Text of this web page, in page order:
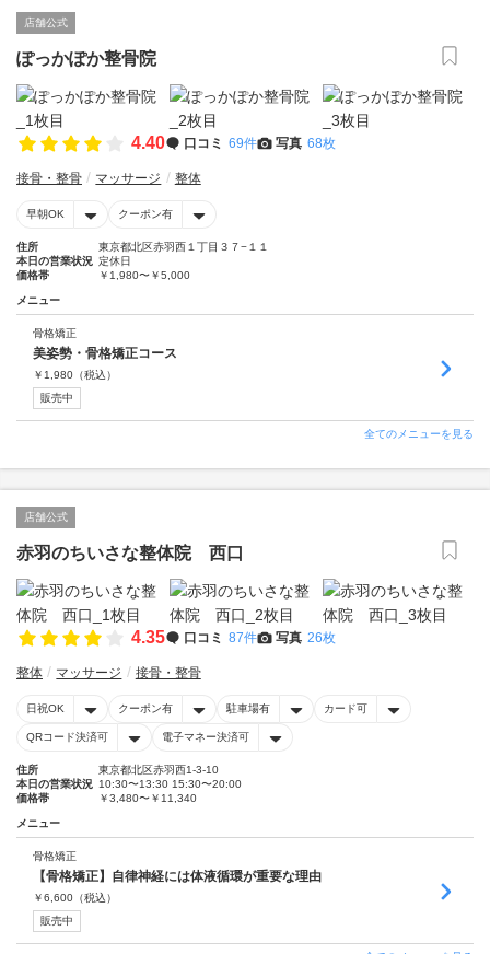
店舗公式
ぽっかぽか整骨院
4.40 口コミ 69件 写真 68枚
接骨・整骨 マッサージ 整体
早朝OK クーポン有
住所
東京都北区赤羽西１丁目３７−１１
本日の営業状況 定休日
価格帯
￥1,980〜￥5,000
メニュー
骨格矯正
美姿勢・骨格矯正コース
￥ 1,980 （税込）
販売中
全てのメニューを見る
店舗公式
赤羽のちいさな整体院 西口
4.35 口コミ 87件 写真 26枚
整体 マッサージ 接骨・整骨
日祝OK クーポン有 駐車場有 カード可
QRコード決済可 電子マネー決済可
住所
東京都北区赤羽西1-3-10
本日の営業状況 10:30〜13:30 15:30〜20:00
価格帯
￥3,480〜￥11,340
メニュー
骨格矯正
【骨格矯正】自律神経には体液循環が重要な理由
￥6,600 （税込）
販売中